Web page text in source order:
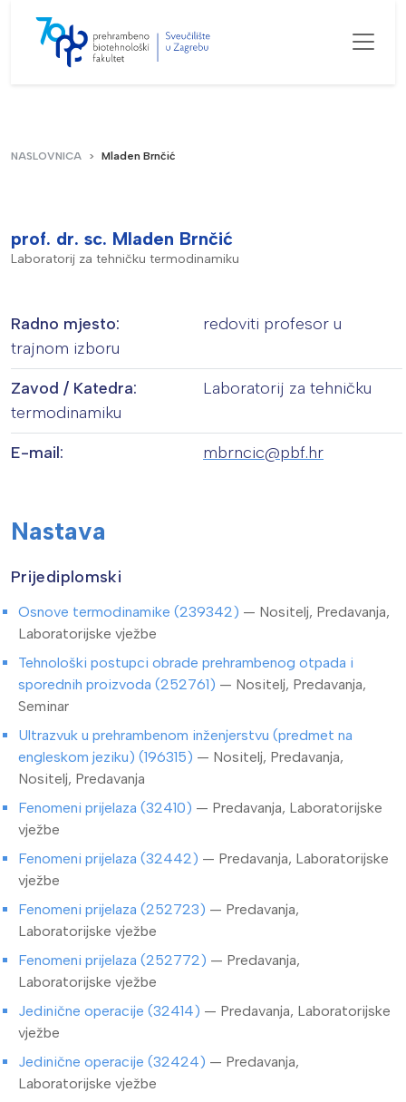
NASLOVNICA Mladen Brnčić
prof. dr. sc. Mladen Brnčić
Laboratorij za tehničku termodinamiku
Radno mjesto:
redoviti profesor u
trajnom izboru
Zavod / Katedra:
Laboratorij za tehničku
termodinamiku
E-mail:
mbrncic@pbf.hr
Nastava
Prijediplomski
Osnove termodinamike (239342) — Nositelj, Predavanja,
Laboratorijske vježbe
Tehnološki postupci obrade prehrambenog otpada i
sporednih proizvoda (252761) — Nositelj, Predavanja,
Seminar
Ultrazvuk u prehrambenom inženjerstvu (predmet na
engleskom jeziku) (196315) — Nositelj, Predavanja,
Nositelj, Predavanja
Fenomeni prijelaza (32410) — Predavanja, Laboratorijske
vježbe
Fenomeni prijelaza (32442) — Predavanja, Laboratorijske
vježbe
Fenomeni prijelaza (252723) — Predavanja,
Laboratorijske vježbe
Fenomeni prijelaza (252772) — Predavanja,
Laboratorijske vježbe
Jedinične operacije (32414) — Predavanja, Laboratorijske
vježbe
Jedinične operacije (32424) — Predavanja,
Laboratorijske vježbe